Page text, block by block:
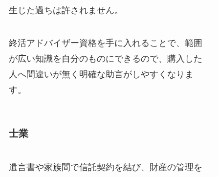
生じた過ちは許されません。
終活アドバイザー資格を手に入れることで、範囲
が広い知識を自分のものにできるので、購入した
人へ間違いが無く明確な助言がしやすくなりま
す。
士業
遺言書や家族間で信託契約を結び、財産の管理を